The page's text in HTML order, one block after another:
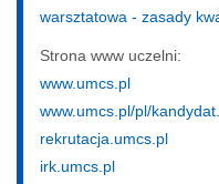
warsztatowa - zasady
Strona www uczelni:
www.umcs.pl
www.umcs.pl/pl/
rekrutacja.umcs.pl
irk.umcs.pl